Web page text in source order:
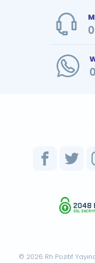
© 2026 Rh Pozitif